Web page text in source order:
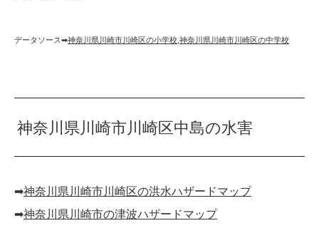
データソース➡︎神奈川県川崎市川崎区の小学校 神奈川県川崎市川崎区の中学校
神奈川県川崎市川崎区中島の水害
➡︎神奈川県川崎市川崎区の洪水ハザードマップ
➡︎神奈川県川崎市の津波ハザードマップ